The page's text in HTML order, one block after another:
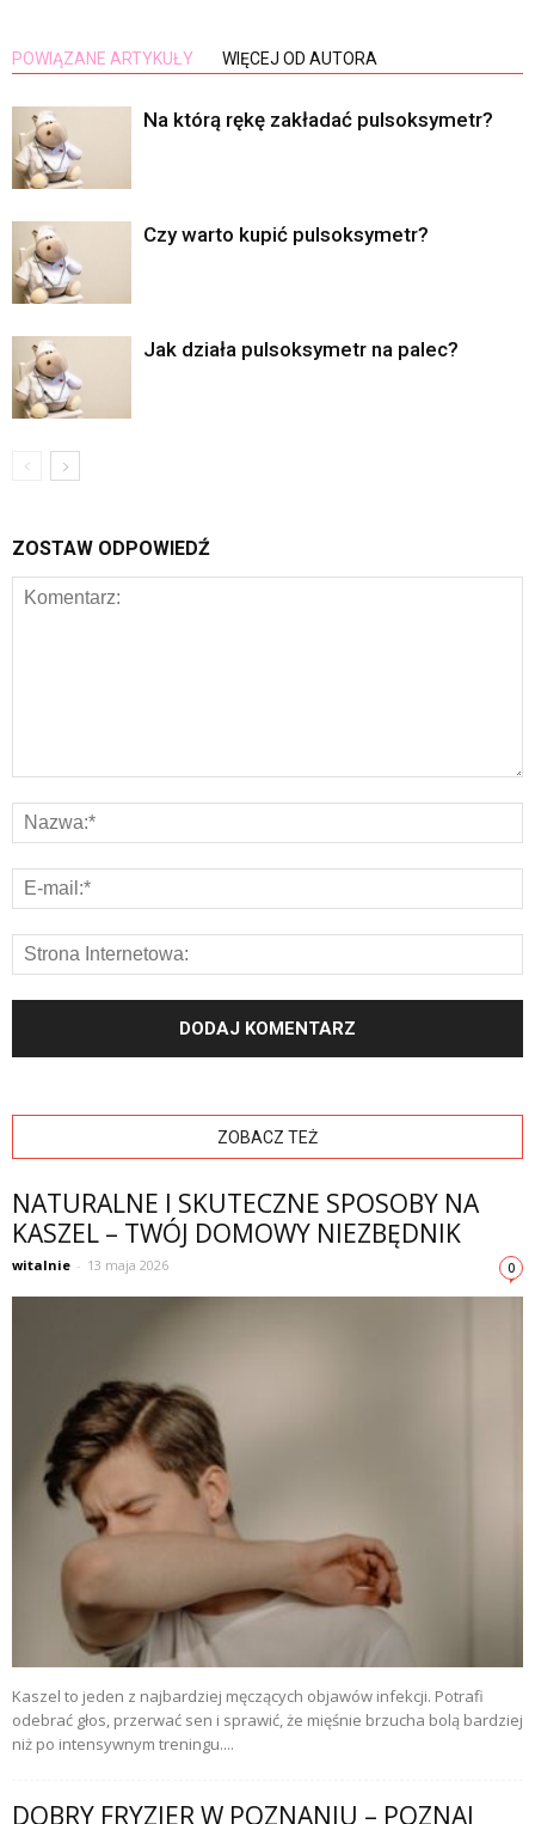
POWIĄZANE ARTYKUŁY WIĘCEJ OD AUTORA
Na którą rękę zakładać pulsoksymetr?
Czy warto kupić pulsoksymetr?
Jak działa pulsoksymetr na palec?
ZOSTAW ODPOWIEDŹ
ZOBACZ TEŻ
NATURALNE I SKUTECZNE SPOSOBY NA
KASZEL – TWÓJ DOMOWY NIEZBĘDNIK
witalnie - 13 maja 2026 0
Kaszel to jeden z najbardziej męczących objawów infekcji. Potrafi
odebrać głos, przerwać sen i sprawić, że mięśnie brzucha bolą bardziej
niż po intensywnym treningu....
DOBRY FRYZJER W POZNANIU – POZNAJ